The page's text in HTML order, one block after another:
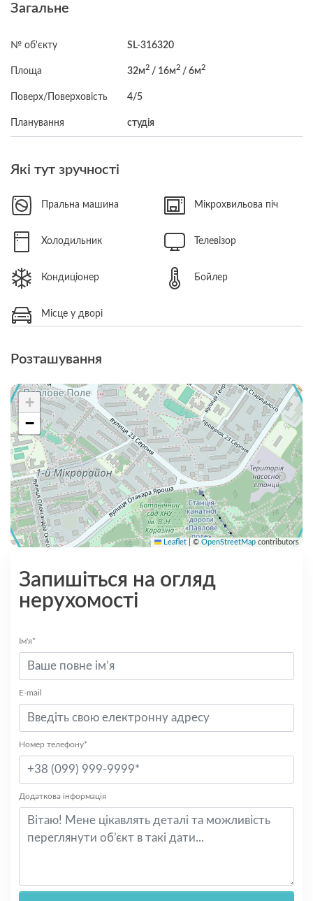
Загальне
№ об'єкту SL-316320
Площа 32м2 / 16м2 / 6м2
Поверх/Поверховість 4/5
Планування студія
Які тут зручності
Пральна машина Мікрохвильова піч
Холодильник Телевізор
Кондиціонер Бойлер
Місце у дворі
Розташування
+
−
Leaflet © OpenStreetMap contributors
Запишіться на огляд
нерухомості
Ім'я*
E-mail
Номер телефону*
Додаткова інформація